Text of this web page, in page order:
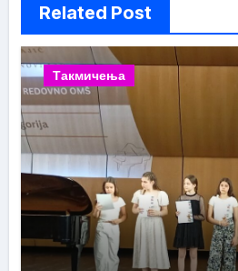
Related Post
Такмичења